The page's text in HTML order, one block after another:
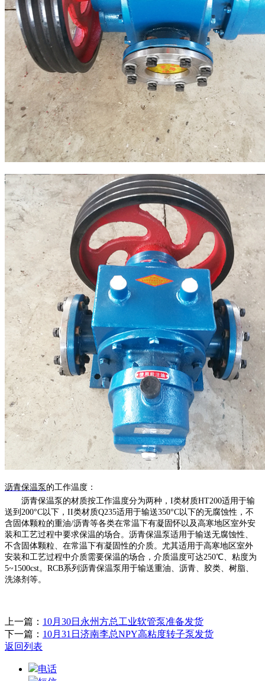
沥青保温泵 的工作温度：
沥青保温泵的材质按工作温度分为两种， I类材质HT200适用于输
送到200°C以下，II类材质Q235适用于输送350°C以下的无腐蚀性，不
含固体颗粒的重油/沥青等各类在常温下有凝固怀以及高寒地区室外安
装和工艺过程中要求保温的场合。沥青保温泵适用于输送无腐蚀性、
不含固体颗粒、在常温下有凝固性的介质。尤其适用于高寒地区室外
安装和工艺过程中介质需要保温的场合，介质温度可达250℃、粘度为
5~1500cst。RCB系列沥青保温泵用于输送重油、沥青、胶类、树脂、
洗涤剂等。
上一篇： 10月30日永州方总工业软管泵准备发货
下一篇： 10月31日济南李总NPY高粘度转子泵发货
返回列表
电话